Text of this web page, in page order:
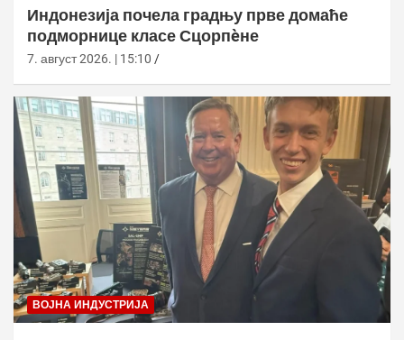
Индонезија почела градњу прве домаће
подморнице класе Сцорпèне
7. август 2026. | 15:10
ВОЈНА ИНДУСТРИЈА